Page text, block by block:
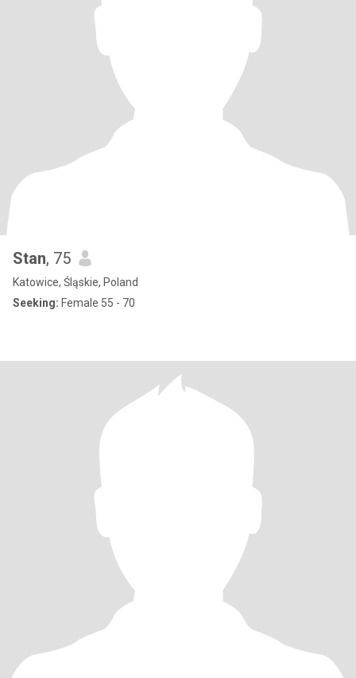
Stan, 75
Katowice, Śląskie, Poland
Seeking: Female 55 - 70